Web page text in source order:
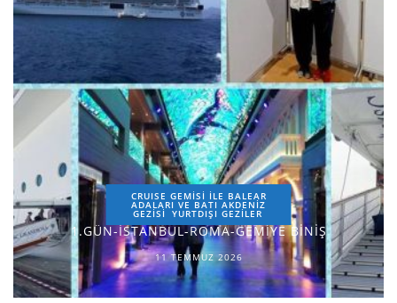
CRUISE GEMİSİ İLE BALEAR
ADALARI VE BATI AKDENİZ
GEZİSİ YURTDIŞI GEZILER
1.GÜN-İSTANBUL-ROMA-GEMİYE BİNİŞ
11 TEMMUZ 2026